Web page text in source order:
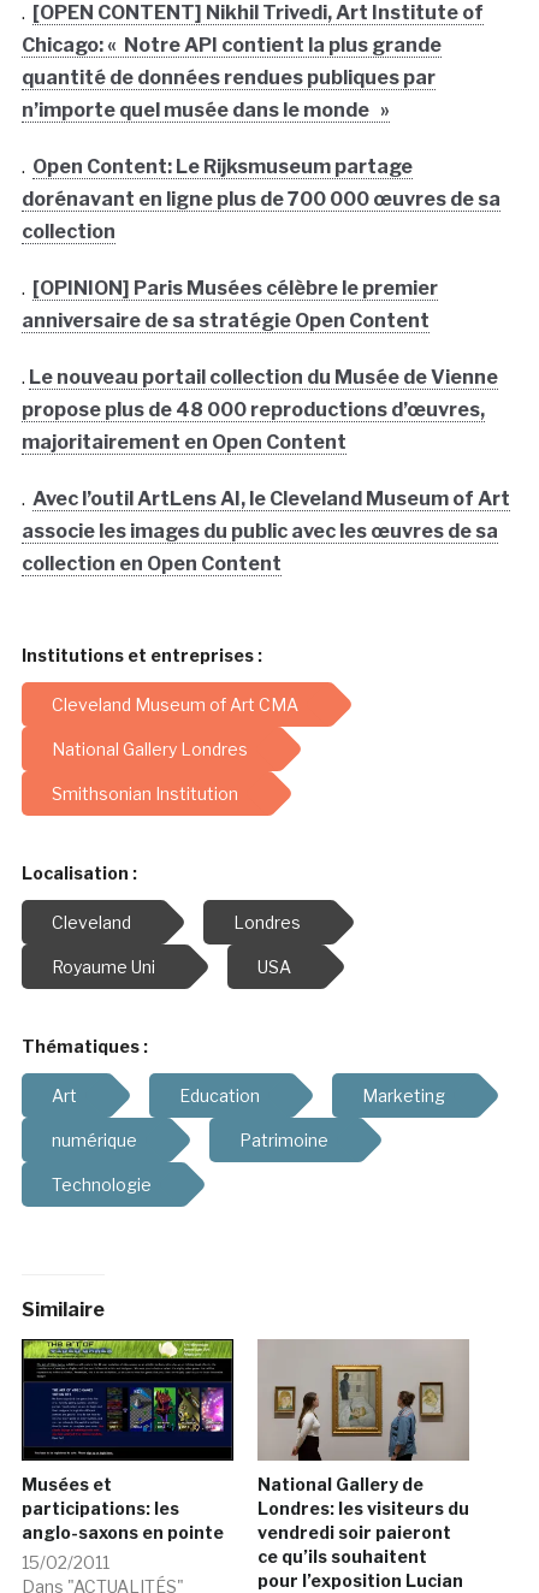
. [OPEN CONTENT] Nikhil Trivedi, Art Institute of
Chicago: « Notre API contient la plus grande
quantité de données rendues publiques par
n’importe quel musée dans le monde »
. Open Content: Le Rijksmuseum partage
dorénavant en ligne plus de 700 000 œuvres de sa
collection
. [OPINION] Paris Musées célèbre le premier
anniversaire de sa stratégie Open Content
. Le nouveau portail collection du Musée de Vienne
propose plus de 48 000 reproductions d’œuvres,
majoritairement en Open Content
. Avec l’outil ArtLens AI, le Cleveland Museum of Art
associe les images du public avec les œuvres de sa
collection en Open Content
Institutions et entreprises :
Cleveland Museum of Art CMA
National Gallery Londres
Smithsonian Institution
Localisation :
Cleveland Londres
Royaume Uni USA
Thématiques :
Art Education Marketing
numérique Patrimoine
Technologie
Similaire
Musées et
participations: les
anglo-saxons en pointe
15/02/2011
Dans "ACTUALITÉS"
National Gallery de
Londres: les visiteurs du
vendredi soir paieront
ce qu’ils souhaitent
pour l’exposition Lucian